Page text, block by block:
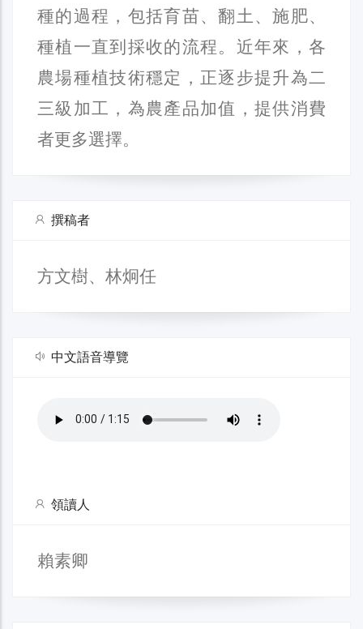
種的過程，包括育苗、翻土、施肥、
種植一直到採收的流程。近年來，各
農場種植技術穩定，正逐步提升為二
三級加工，為農產品加值，提供消費
者更多選擇。
撰稿者
方文樹、林炯任
中文語音導覽
領讀人
賴素卿